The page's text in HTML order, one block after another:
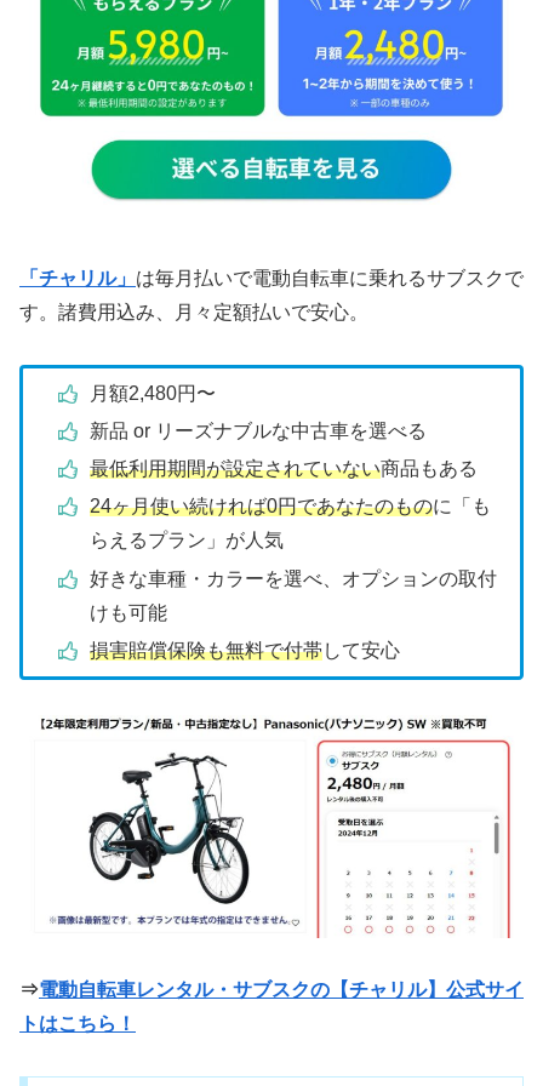
「チャリル」 は毎月払いで電動自転車に乗れるサブスクで
す。諸費用込み、月々定額払いで安心。
月額2,480円〜
新品 or リーズナブルな中古車を選べる
最低利用期間が設定されていない商品もある
24ヶ月使い続ければ0円であなたのものに「も
らえるプラン」が人気
好きな車種・カラーを選べ、オプションの取付
けも可能
損害賠償保険も無料で付帯して安心
⇒電動自転車レンタル・サブスクの【チャリル】 公式サイ
トはこちら！